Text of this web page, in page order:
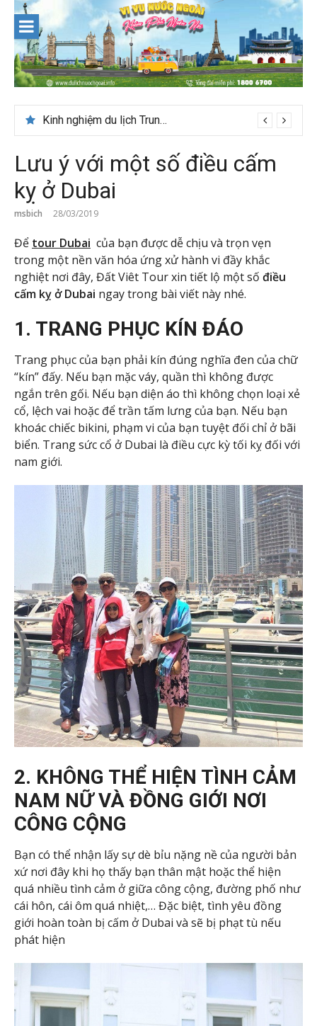
content
Kinh nghiệm du lịch Trung Á lần đầu cho khách Việt
Lưu ý với một số điều cấm
kỵ ở Dubai
msbich 28/03/2019
Để tour Dubai của bạn được dễ chịu và trọn vẹn
trong một nền văn hóa ứng xử hành vi đầy khắc
nghiệt nơi đây, Đất Viêt Tour xin tiết lộ một số điều
cấm kỵ ở Dubai ngay trong bài viết này nhé.
1. TRANG PHỤC KÍN ĐÁO
Trang phục của bạn phải kín đúng nghĩa đen của chữ
“kín” đấy. Nếu bạn mặc váy, quần thì không được
ngắn trên gối. Nếu bạn diện áo thì không chọn loại xẻ
cổ, lệch vai hoặc để trần tấm lưng của bạn. Nếu bạn
khoác chiếc bikini, phạm vi của bạn tuyệt đối chỉ ở bãi
biển. Trang sức cổ ở Dubai là điều cực kỳ tối kỵ đối với
nam giới.
2. KHÔNG THỂ HIỆN TÌNH CẢM
NAM NỮ VÀ ĐỒNG GIỚI NƠI
CÔNG CỘNG
Bạn có thể nhận lấy sự dè bỉu nặng nề của người bản
xứ nơi đây khi họ thấy bạn thân mật hoặc thể hiện
quá nhiều tình cảm ở giữa công cộng, đường phố như
cái hôn, cái ôm quá nhiệt,… Đặc biệt, tình yêu đồng
giới hoàn toàn bị cấm ở Dubai và sẽ bị phạt tù nếu
phát hiện